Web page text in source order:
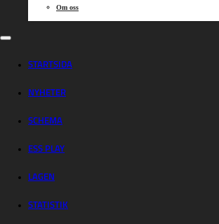
Om oss
STARTSIDA
NYHETER
SCHEMA
ESS PLAY
LAGEN
STATISTIK
Lejonen vann
inför storpublik